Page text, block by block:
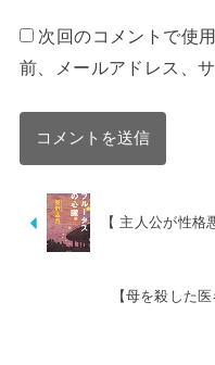
次回のコメントで使
前、メールアドレス、
【 主人公が性
【母を殺した